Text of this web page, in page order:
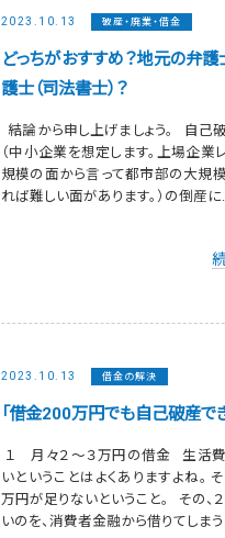
2023.10.13 破産・廃業・借金
どっちがおすすめ？地元の弁
護士（司法書士）？
結論から申し上げましょう。 自己
（中小企業を想定します。上場企業
規模の面から言って都市部の大規
れば難しい面があります。）の倒産に
2023.10.13 借金の解決
「借金200万円でも自己破産で
１ 月々２～３万円の借金 生活
いということはよくありますよね。
万円が足りないということ。 その、
いのを、消費者金融から借りてしま